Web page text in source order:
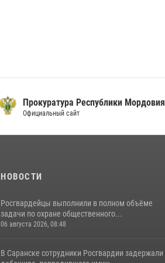
Прокуратура Республики Мордовия
Официальный сайт
НОВОСТИ
Росгвардейцы выполнили в полном объёме
задачи по охране общественного...
06 августа 2026, 08:48
В Саранске сотрудники Росгвардии задержали